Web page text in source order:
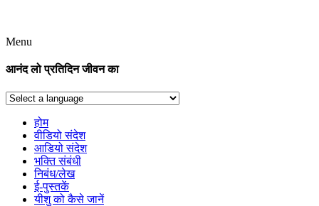
Menu
आनंद लो प्रतिदिन जीवन का
होम
वीडियो संदेश
आडियो संदेश
भक्ति संबंधी
निबंध/लेख
ई-पुस्तकें
यीशु को कैसे जानें